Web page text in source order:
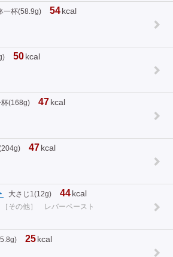
一杯(58.9g) 54kcal
50kcal
杯(168g) 47kcal
47kcal
大さじ1(12g) 44kcal
その他］ レバーペースト
25kcal